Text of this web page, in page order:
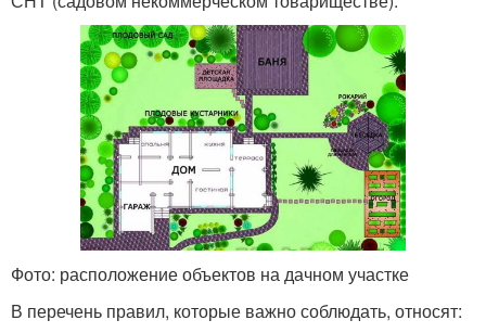
Фото: расположение объектов на дачном участке
В перечень правил, которые важно соблюдать, относят: